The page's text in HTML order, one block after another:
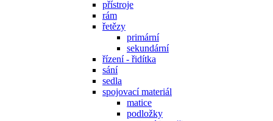
přístroje
rám
řetězy
primární
sekundární
řízení - řidítka
sání
sedla
spojovací materiál
matice
podložky